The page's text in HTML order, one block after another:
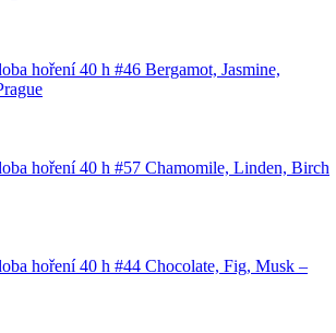
hoření 40 h #46 Bergamot, Jasmine,
hoření 40 h #57 Chamomile, Linden, Birch
hoření 40 h #44 Chocolate, Fig, Musk –